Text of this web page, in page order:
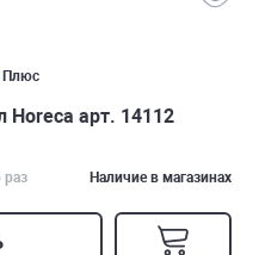
Плюс
арт. 14112
раз Наличие в магазинах